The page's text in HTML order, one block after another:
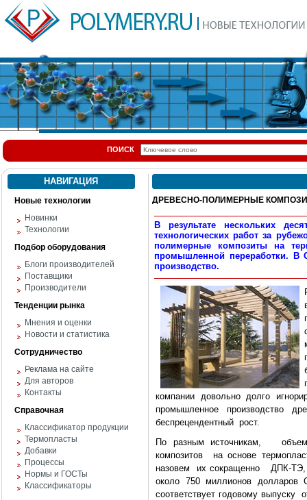
ПОИСК
НАВИГАЦИЯ
Новые технологии
Новинки
Технологии
Подбор оборудования
Блоги производителей
Поставщики
Производители
Тенденции рынка
Мнения и оценки
Новости и статистика
Сотрудничество
Реклама на сайте
Для авторов
Контакты
Справочная
Классификатор продукции
Термопласты
Добавки
Процессы
Нормы и ГОСТы
Классификаторы
ДРЕВЕСНО-ПОЛИМЕРНЫЕ
В результате нескольких
технологических работ за
полимерные композиты на
промышленной переработки. В
производство.
компании довольно долго
промышленное производство
беспрецендентный рост.
По разным источникам,
композитов на основе
назовем их сокращенно ДПК-ТЭ,
около 750 миллионов
соответствует годовому